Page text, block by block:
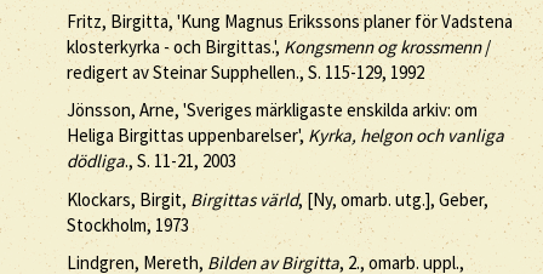
Fritz, Birgitta, 'Kung Magnus Erikssons planer för Vadstena
klosterkyrka - och Birgittas.', Kongsmenn og krossmenn/
redigert av Steinar Supphellen., S. 115-129, 1992
Jönsson, Arne, 'Sveriges märkligaste enskilda arkiv: om
Heliga Birgittas uppenbarelser', Kyrka, helgon och vanliga
dödliga., S. 11-21, 2003
Klockars, Birgit, Birgittas värld, [Ny, omarb. utg.], Geber,
Stockholm, 1973
Lindgren, Mereth, Bilden av Birgitta, 2., omarb. uppl.,